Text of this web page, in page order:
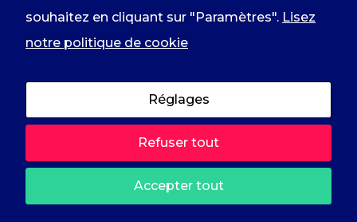
électronique et vous prenez
connaissance de notre
Démocrates, Progressistes et
Indépendants /Mentions légales
Politique de confidentialité
souhaitez en cliquant sur "Paramètres". Lisez
notre politique de cookie
Réglages
Refuser tout
Accepter tout